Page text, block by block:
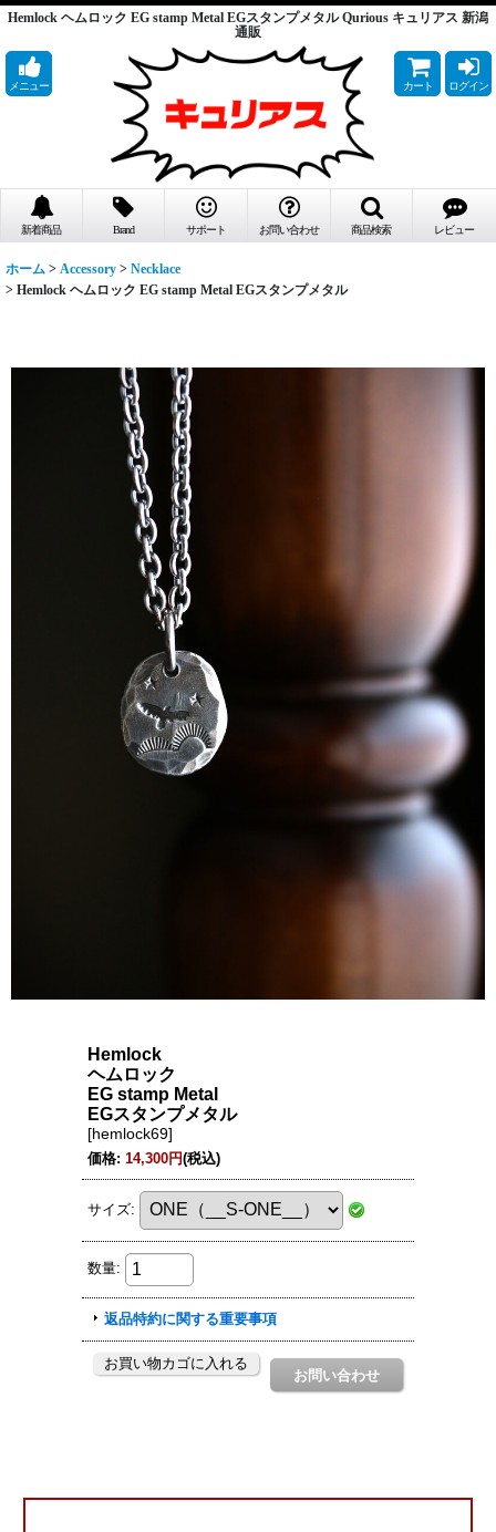
Hemlock ヘムロック EG stamp Metal EGスタンプメタル Qurious キュリアス 新潟
通販
メニュー カート ログイン
新着商品 Brand サポート お問い合わせ 商品検索 レビュー
ホーム > Accessory > Necklace
> Hemlock ヘムロック EG stamp Metal EGスタンプメタル